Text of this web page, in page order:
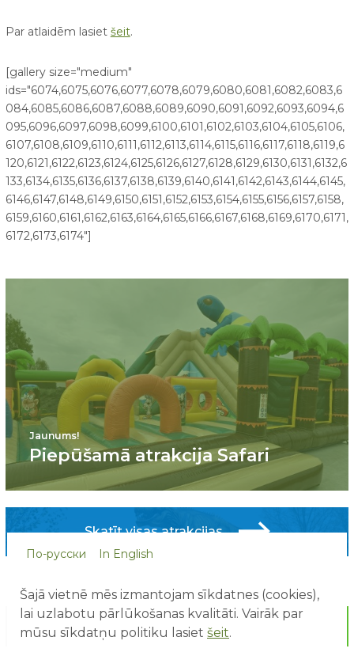
Par atlaidēm lasiet šeit.
[gallery size="medium"
ids="6074,6075,6076,6077,6078,6079,6080,6081,6082,6083,6
084,6085,6086,6087,6088,6089,6090,6091,6092,6093,6094,6
095,6096,6097,6098,6099,6100,6101,6102,6103,6104,6105,6106,
6107,6108,6109,6110,6111,6112,6113,6114,6115,6116,6117,6118,6119,6
120,6121,6122,6123,6124,6125,6126,6127,6128,6129,6130,6131,6132,6
133,6134,6135,6136,6137,6138,6139,6140,6141,6142,6143,6144,6145,
6146,6147,6148,6149,6150,6151,6152,6153,6154,6155,6156,6157,6158,
6159,6160,6161,6162,6163,6164,6165,6166,6167,6168,6169,6170,6171,
6172,6173,6174"]
Jaunums!
Piepūšamā atrakcija Safari
Skatīt visas atrakcijas
По-русски In English
Šajā vietnē mēs izmantojam sīkdatnes (cookies),
lai uzlabotu pārlūkošanas kvalitāti. Vairāk par
mūsu sīkdatņu politiku lasiet šeit.